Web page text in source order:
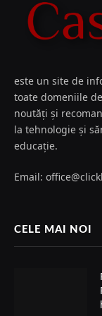
este un site de
toate domeniile
noutăți și
la tehnologie și
educație.
Email:
CELE MAI NOI